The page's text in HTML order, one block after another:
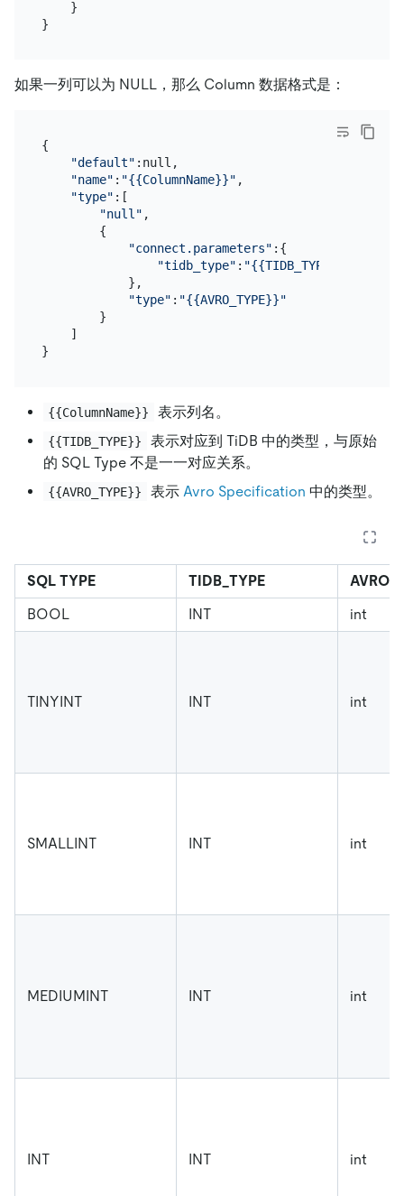
    }
如果一列可以为 NULL，那么 Column 数据格式是：
{
"default" :null,
"name" : "{{ColumnName}}" ,
"type" :[
"null" ,
        {
"connect.parameters" :{
"tidb_type" : "{{TIDB_TYPE}}"
            },
"type" : "{{AVRO_TYPE}}"
        }
    ]
{{ColumnName}} 表示列名。
{{TIDB_TYPE}}
表示对应到 TiDB 中的类型，与原始
的 SQL Type 不是一一对应关系。
{{AVRO_TYPE}} 表示 Avro Specification 中的类型。
SQL TYPE TIDB_TYPE
BOOL
INT int
TINYINT INT int
SMALLINT INT int
MEDIUMINT INT int
INT INT int